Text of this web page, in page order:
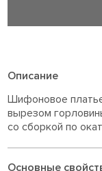
Описание
Шифоновое
вырезом
со сборкой по
Основные